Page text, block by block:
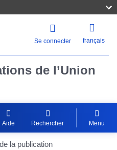
Se connecter français
de l’Union
Aide Rechercher Menu
la publication